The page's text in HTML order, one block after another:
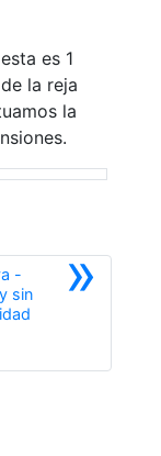
es 1
la reja
la
»
-
sin